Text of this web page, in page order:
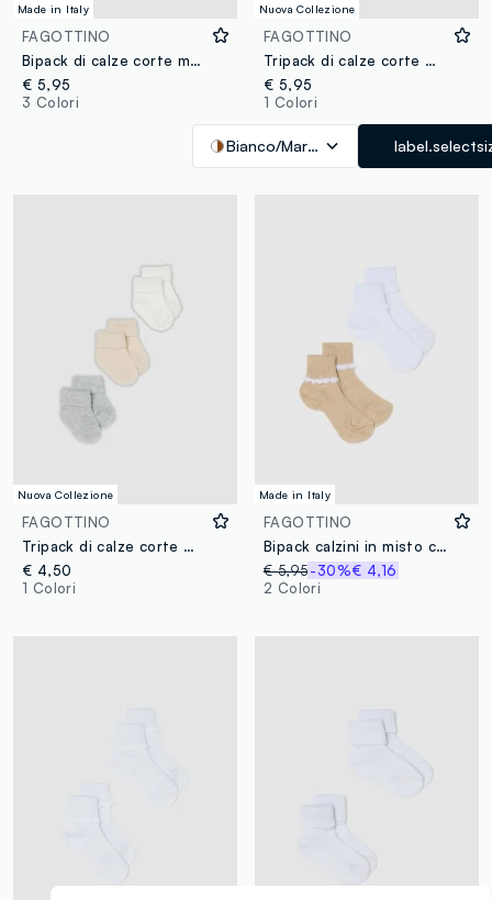
Made in Italy
FAGOTTINO
Bipack di calze corte multicolor in misto cotone per neonata
€ 5,95
3 Colori
Nuova Collezione
FAGOTTINO
Tripack di calze corte multicolor in misto cotone organico con stampe orsetti per neonati
€ 5,95
1 Colori
Bianco/Marrone
Nuova Collezione
FAGOTTINO
Tripack di calze corte multicolor in misto cotone organico per neonati
€ 4,50
1 Colori
Made in Italy
FAGOTTINO
Bipack calzini in misto cotone multicolor da neonato con bordo ricamato
€ 5,95-30%€ 4,16
2 Colori